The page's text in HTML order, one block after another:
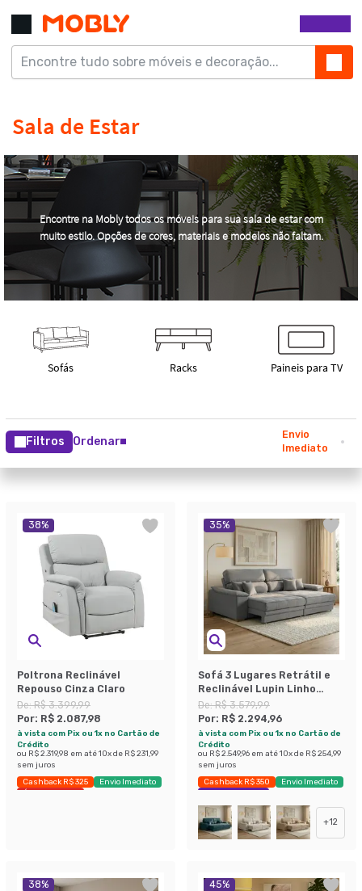
Filtros Ordenar
Envio
Imediato
38%
Poltrona Reclinável
Repouso Cinza Claro
De:R$ 3.399,99
Por: R$ 2.087,98
à vista com Pix ou 1x no Cartão de
Crédito
ou R$ 2.319,98 em até10x de R$ 231,99
sem juros
Cashback R$ 325
Envio Imediato
Últimas peças
35%
Sofá 3 Lugares Retrátil e
Reclinável Lupin Linho
Cinza 214 cm
De:R$ 3.579,99
Por: R$ 2.294,96
à vista com Pix ou 1x no Cartão de
Crédito
ou R$ 2.549,96 em até10x de R$ 254,99
sem juros
Cashback R$ 350
Envio Imediato
Exclusivo Mobly
+12
38% 45%